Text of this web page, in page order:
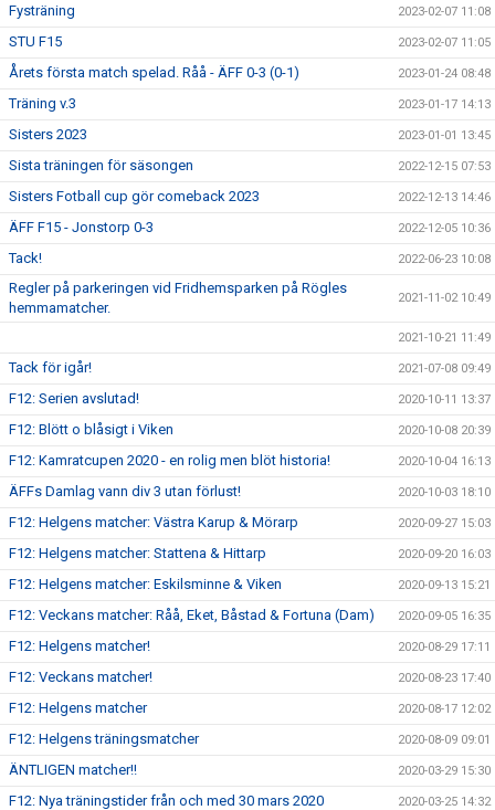
Fysträning 2023-02-07 11:08
STU F15 2023-02-07 11:05
Årets första match spelad. Råå - ÄFF 0-3 (0-1) 2023-01-24 08:48
Träning v.3 2023-01-17 14:13
Sisters 2023 2023-01-01 13:45
Sista träningen för säsongen 2022-12-15 07:53
Sisters Fotball cup gör comeback 2023 2022-12-13 14:46
ÄFF F15 - Jonstorp 0-3 2022-12-05 10:36
Tack! 2022-06-23 10:08
Regler på parkeringen vid Fridhemsparken på Rögles
hemmamatcher.
2021-11-02 10:49
2021-10-21 11:49
Tack för igår! 2021-07-08 09:49
F12: Serien avslutad! 2020-10-11 13:37
F12: Blött o blåsigt i Viken 2020-10-08 20:39
F12: Kamratcupen 2020 - en rolig men blöt historia! 2020-10-04 16:13
ÄFFs Damlag vann div 3 utan förlust! 2020-10-03 18:10
F12: Helgens matcher: Västra Karup & Mörarp 2020-09-27 15:03
F12: Helgens matcher: Stattena & Hittarp 2020-09-20 16:03
F12: Helgens matcher: Eskilsminne & Viken 2020-09-13 15:21
F12: Veckans matcher: Råå, Eket, Båstad & Fortuna (Dam) 2020-09-05 16:35
F12: Helgens matcher! 2020-08-29 17:11
F12: Veckans matcher! 2020-08-23 17:40
F12: Helgens matcher 2020-08-17 12:02
F12: Helgens träningsmatcher 2020-08-09 09:01
ÄNTLIGEN matcher!! 2020-03-29 15:30
F12: Nya träningstider från och med 30 mars 2020 2020-03-25 14:32